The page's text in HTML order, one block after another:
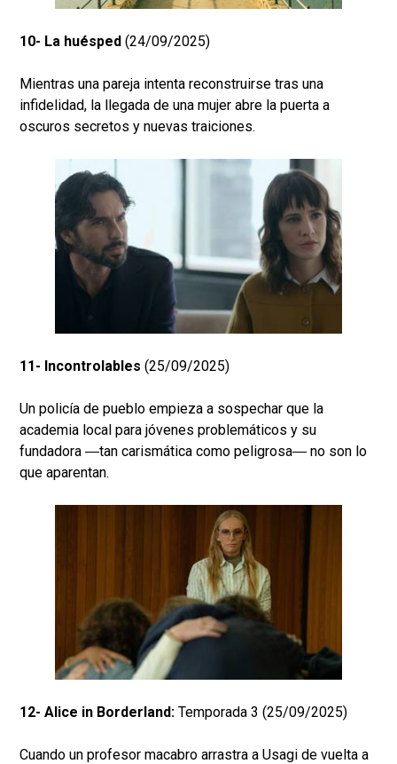
10- La huésped (24/09/2025)
Mientras una pareja intenta reconstruirse tras una
infidelidad, la llegada de una mujer abre la puerta a
oscuros secretos y nuevas traiciones.
11- Incontrolables (25/09/2025)
Un policía de pueblo empieza a sospechar que la
academia local para jóvenes problemáticos y su
fundadora ―tan carismática como peligrosa― no son lo
que aparentan.
12- Alice in Borderland: Temporada 3 (25/09/2025)
Cuando un profesor macabro arrastra a Usagi de vuelta a